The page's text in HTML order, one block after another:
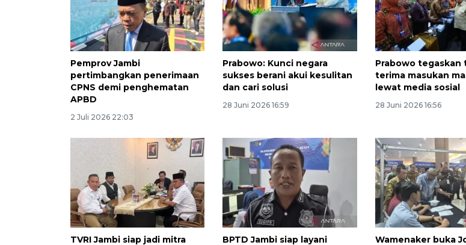
Pemprov Jambi
pertimbangkan penerimaan
CPNS demi penghematan
APBD
2 Juli 2026 22:03
Prabowo: Kunci negara
sukses berani akui kesulitan
dan cari solusi
28 Juni 2026 16:59
Prabowo tegaskan
terima masukan
lewat media sosial
28 Juni 2026 16:56
TVRI Jambi siap jadi mitra
BPTD Jambi siap layani
Wamenaker buka